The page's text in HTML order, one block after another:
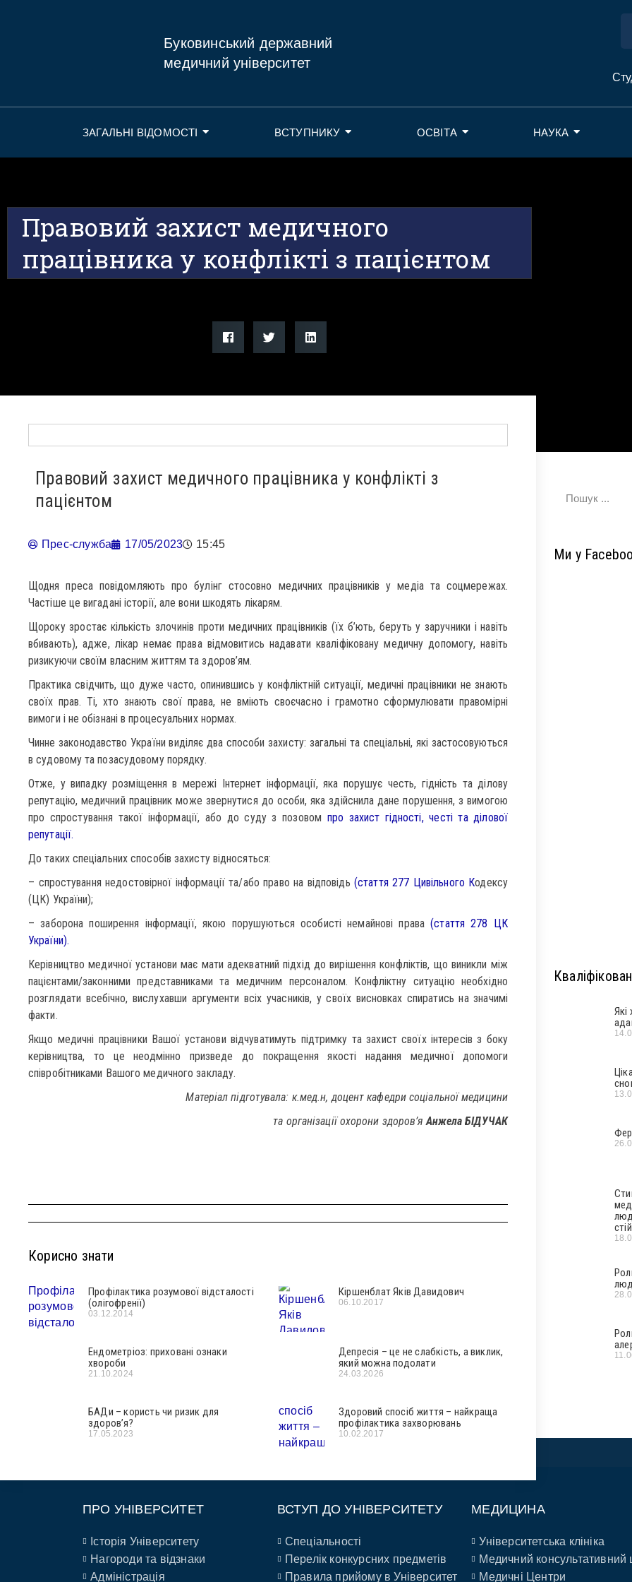
Буковинський державний
медичний університет
ЗАГАЛЬНІ ВІДОМОСТІ ВСТУПНИКУ ОСВІТА НАУКА
Правовий захист медичного
працівника у конфлікті з пацієнтом
Правовий захист медичного працівника у конфлікті з
пацієнтом
Прес-служба 17/05/2023 15:45
Щодня преса повідомляють про булінг стосовно медичних працівників у медіа та соцмережах.
Частіше це вигадані історії, але вони шкодять лікарям.
Щороку зростає кількість злочинів проти медичних працівників (їх б’ють, беруть у заручники і навіть
вбивають), адже, лікар немає права відмовитись надавати кваліфіковану медичну допомогу, навіть
ризикуючи своїм власним життям та здоров’ям.
Практика свідчить, що дуже часто, опинившись у конфліктній ситуації, медичні працівники не знають
своїх прав. Ті, хто знають свої права, не вміють своєчасно і грамотно сформулювати правомірні
вимоги і не обізнані в процесуальних нормах.
Чинне законодавство України виділяє два способи захисту: загальні та спеціальні, які застосовуються
в судовому та позасудовому порядку.
Отже, у випадку розміщення в мережі Інтернет інформації, яка порушує честь, гідність та ділову
репутацію, медичний працівник може звернутися до особи, яка здійснила дане порушення, з вимогою
про спростування такої інформації, або до суду з позовом про захист гідності, честі та ділової
репутації.
До таких спеціальних способів захисту відносяться:
– спростування недостовірної інформації та/або право на відповідь(стаття 277 Цивільного Кодексу
(ЦК) України);
– заборона поширення інформації, якою порушуються особисті немайнові права(стаття 278 ЦК
України).
Керівництво медичної установи має мати адекватний підхід до вирішення конфліктів, що виникли між
пацієнтами/законними представниками та медичним персоналом. Конфліктну ситуацію необхідно
розглядати всебічно, вислухавши аргументи всіх учасників, у своїх висновках спиратись на значимі
факти.
Якщо медичні працівники Вашої установи відчуватимуть підтримку та захист своїх інтересів з боку
керівництва, то це неодмінно призведе до покращення якості надання медичної допомоги
співробітниками Вашого медичного закладу.
Матеріал підготувала: к.мед.н, доцент кафедри соціальної медицини
та організації охорони здоров’яАнжела БІДУЧАК
Корисно знати
Профілактика розумової відсталості
(олігофренії)
03.12.2014
Кіршенблат Яків Давидович
06.10.2017
Ендометріоз: приховані ознаки
хвороби
21.10.2024
Депресія – це не слабкість, а виклик,
який можна подолати
24.03.2026
БАДи – користь чи ризик для
здоров’я?
17.05.2023
Здоровий спосіб життя – найкраща
профілактика захворювань
10.02.2017
Ми у
Які
ПРО УНІВЕРСИТЕТ
Історія Університету
Нагороди та відзнаки
Адміністрація
ВСТУП ДО УНІВЕРСИТЕТУ
Спеціальності
Перелік конкурсних предметів
Правила прийому в Університет
МЕДИЦИНА
Університетська клініка
Медичний консультативний
Медичні Центри